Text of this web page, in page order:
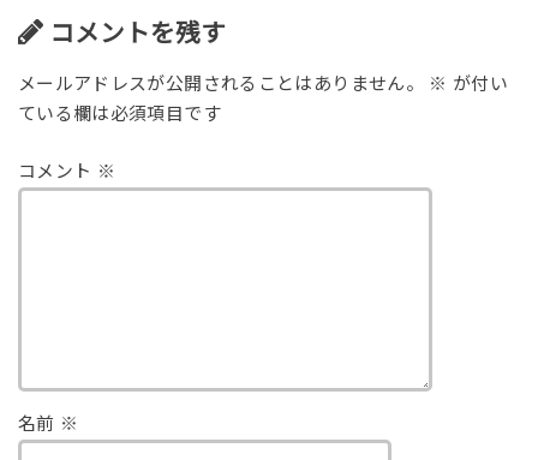
コメントを残す
メールアドレスが公開されることはありません。 ※ が付い
ている欄は必須項目です
コメント ※
名前 ※